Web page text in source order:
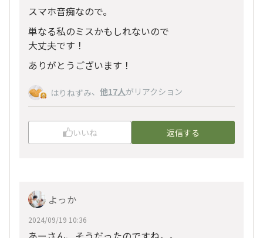
スマホ音痴なので。
単なる私のミスかもしれないので
大丈夫です！
ありがとうございます！
はりねずみ、 他17人がリアクション
いいね 返信する
よっか
2024/09/19 10:36